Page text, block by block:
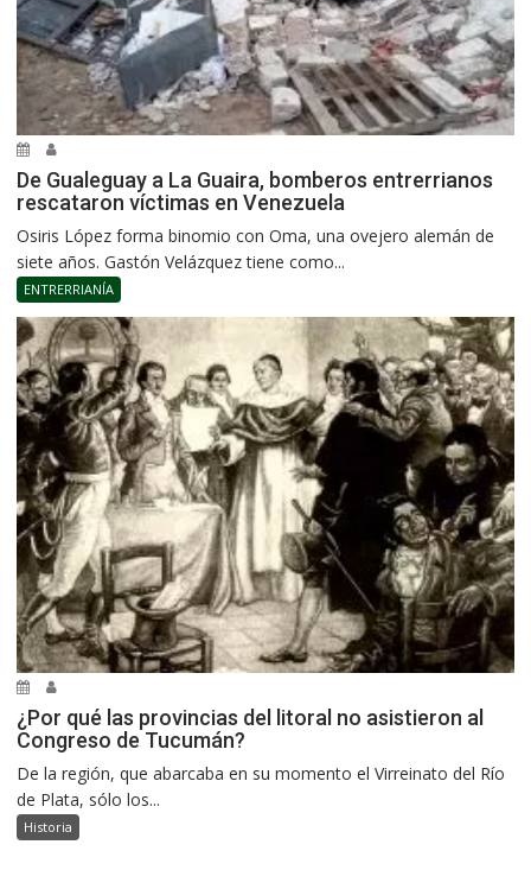
De Gualeguay a La Guaira, bomberos entrerrianos
rescataron víctimas en Venezuela
Osiris López forma binomio con Oma, una ovejero alemán de
siete años. Gastón Velázquez tiene como...
ENTRERRIANÍA
¿Por qué las provincias del litoral no asistieron al
Congreso de Tucumán?
De la región, que abarcaba en su momento el Virreinato del Río
de Plata, sólo los...
Historia